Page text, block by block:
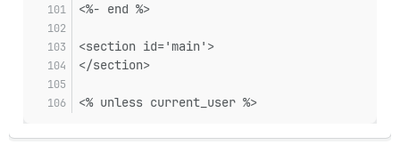
<%- end %>
<section id='main'>
</section>
<% unless current_user %>